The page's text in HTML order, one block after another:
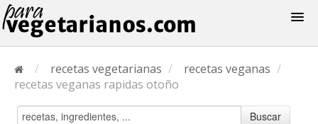
Menus
/ recetas vegetarianas / recetas veganas /
recetas veganas rapidas otoño
Buscar